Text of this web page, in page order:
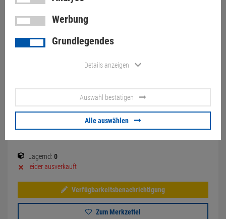
original Lenovo 55++ 42T4799
Akku 94Wh für ThinkPa d T410
T510 W510
33,00 €
Lagernd: 0
leider ausverkauft
Verfügbarkeitsbenachrichtigung
Zum Merkzettel
Werbung
Grundlegendes
Details anzeigen
Auswahl bestätigen
Alle auswählen